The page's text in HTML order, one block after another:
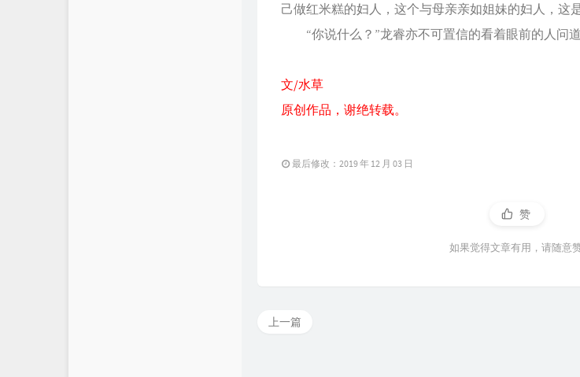
己做红米糕的妇人，这个与母亲亲如姐妹的妇人，这
“你说什么？”龙睿亦不可置信的看着眼前的人问道
文/水草
原创作品，谢绝转载。
最后修改：2019 年 12 月 03 日
赞
如果觉得文章有用，请随意
上一篇